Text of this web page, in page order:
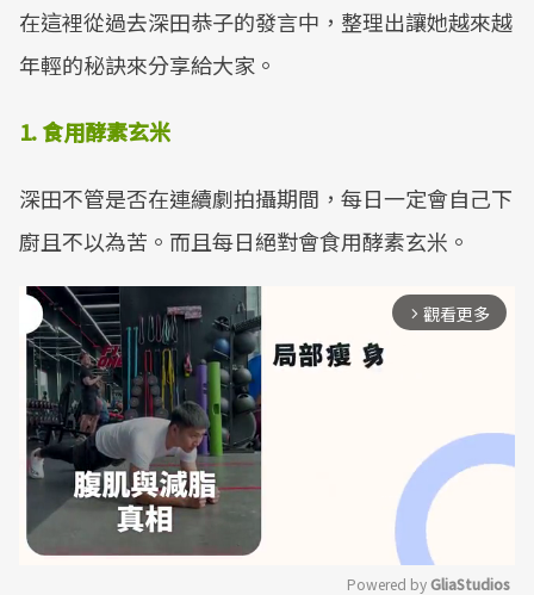
在這裡從過去深田恭子的發言中，整理出讓她越來越
年輕的秘訣來分享給大家。
1. 食用酵素玄米
深田不管是否在連續劇拍攝期間，每日一定會自己下
廚且不以為苦。而且每日絕對會食用酵素玄米。
arrow_forward_ios 觀看更多
Powered by GliaStudios